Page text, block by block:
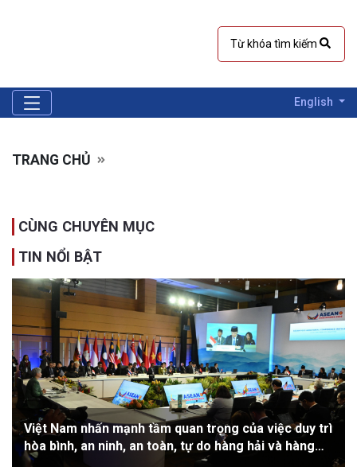
English
TRANG CHỦ
CÙNG CHUYÊN MỤC
TIN NỔI BẬT
Việt Nam nhấn mạnh tầm quan trọng của việc duy trì
hòa bình, an ninh, an toàn, tự do hàng hải và hàng
không